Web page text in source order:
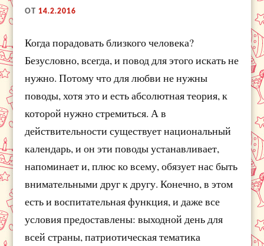
ОТ14.2.2016
Когда порадовать близкого человека?
Безусловно, всегда, и повод для этого искать не
нужно. Потому что для любви не нужны
поводы, хотя это и есть абсолютная теория, к
которой нужно стремиться. А в
действительности существует национальный
календарь, и он эти поводы устанавливает,
напоминает и, плюс ко всему, обязует нас быть
внимательными друг к другу. Конечно, в этом
есть и воспитательная функция, и даже все
условия предоставлены: выходной день для
всей страны, патриотическая тематика